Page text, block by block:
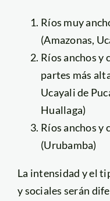
Ríos muy
(Amazonas,
Ríos anchos y
partes más
Ucayali de
Huallaga)
Ríos anchos y
(Urubamba)
La intensidad y el
y sociales serán